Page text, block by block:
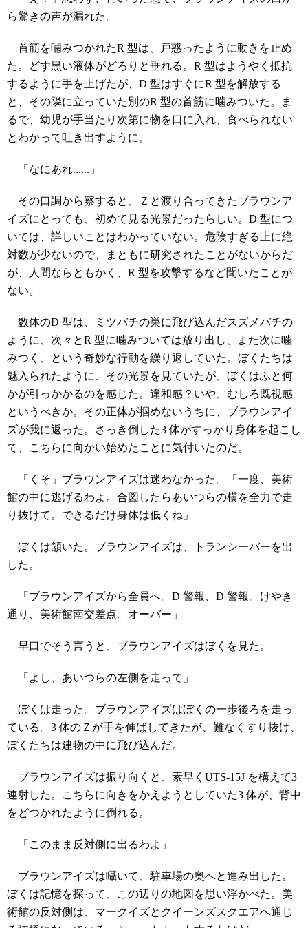
ら驚きの声が漏れた。
首筋を噛みつかれたR 型は、戸惑ったように動きを止め
た。どす黒い液体がどろりと垂れる。R 型はようやく抵抗
するように手を上げたが、D 型はすぐにR 型を解放する
と、その隣に立っていた別のR 型の首筋に噛みついた。ま
るで、幼児が手当たり次第に物を口に入れ、食べられない
とわかって吐き出すように。
「なにあれ......」
その口調から察すると、Ｚと渡り合ってきたブラウンア
イズにとっても、初めて見る光景だったらしい。D 型につ
いては、詳しいことはわかっていない。危険すぎる上に絶
対数が少ないので、まともに研究されたことがないからだ
が、人間ならともかく、R 型を攻撃するなど聞いたことが
ない。
数体のD 型は、ミツバチの巣に飛び込んだスズメバチの
ように、次々とR 型に噛みついては放り出し、また次に噛
みつく、という奇妙な行動を繰り返していた。ぼくたちは
魅入られたように、その光景を見ていたが、ぼくはふと何
かが引っかかるのを感じた。違和感？いや、むしろ既視感
というべきか。その正体が掴めないうちに、ブラウンアイ
ズが我に返った。さっき倒した3 体がすっかり身体を起こし
て、こちらに向かい始めたことに気付いたのだ。
「くそ」ブラウンアイズは迷わなかった。「一度、美術
館の中に逃げるわよ。合図したらあいつらの横を全力で走
り抜けて。できるだけ身体は低くね」
ぼくは頷いた。ブラウンアイズは、トランシーバーを出
した。
「ブラウンアイズから全員へ。D 警報、D 警報。けやき
通り、美術館南交差点。オーバー」
早口でそう言うと、ブラウンアイズはぼくを見た。
「よし、あいつらの左側を走って」
ぼくは走った。ブラウンアイズはぼくの一歩後ろを走っ
ている。3 体のＺが手を伸ばしてきたが、難なくすり抜け、
ぼくたちは建物の中に飛び込んだ。
ブラウンアイズは振り向くと、素早くUTS-15J を構えて3
連射した。こちらに向きをかえようとしていた3 体が、背中
をどつかれたように倒れる。
「このまま反対側に出るわよ」
ブラウンアイズは囁いて、駐車場の奥へと進み出した。
ぼくは記憶を探って、この辺りの地図を思い浮かべた。美
術館の反対側は、マークイズとクイーンズスクエアへ通じ